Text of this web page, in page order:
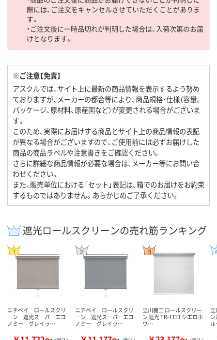
際には、ご注文をキャンセルさせていただくことがありま
す。
・ご注文後に一時品切れが判明した場合は、入荷次第のお届
けとなります。
※ご注意【免責】
アスクルでは、サイト上に最新の商品情報を表示するよう努め
ておりますが、メーカーの都合等により、商品規格・仕様（容量、
パッケージ、原材料、原産国など）が変更される場合がございま
す。
このため、実際にお届けする商品とサイト上の商品情報の表記
が異なる場合がございますので、ご使用前には必ずお届けした
商品の商品ラベルや注意書きをご確認ください。
さらに詳細な商品情報が必要な場合は、メーカー等にお問い合
わせください。
また、販売単位における「セット」表記は、箱でのお届けをお約束
するものではありません。あらかじめご了承ください。
遮光ロールスクリーンの売れ筋ランキング
ニチベイ ロールスクリ
ーン 遮光スーパーエコ
ノミー グレイッ…
ニチベイ ロールスクリ
ーン 遮光スーパーエコ
ノミー グレイッ…
立川機工 ロールスクリー
ン 遮光 TR-1131 シエロホ
ワ…